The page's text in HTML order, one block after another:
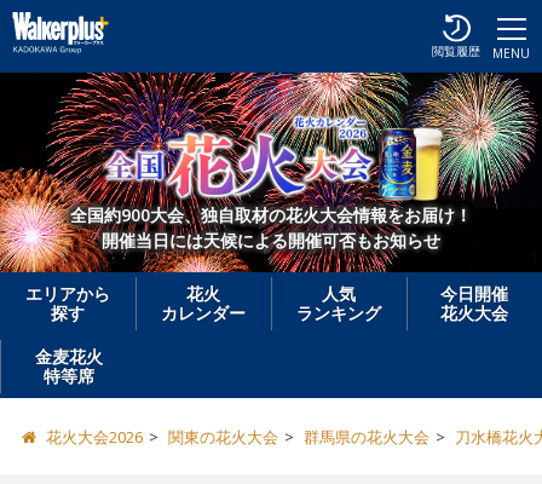
MENU
閲覧履歴
全国約900大会、独自取材の花火大会情報をお届け！
開催当日には天候による開催可否もお知らせ
エリアから
探す
花火
カレンダー
人気
ランキング
今日開催
花火大会
金麦花火
特等席
花火大会2026 関東の花火大会 群馬県の花火大会 刀水橋花火